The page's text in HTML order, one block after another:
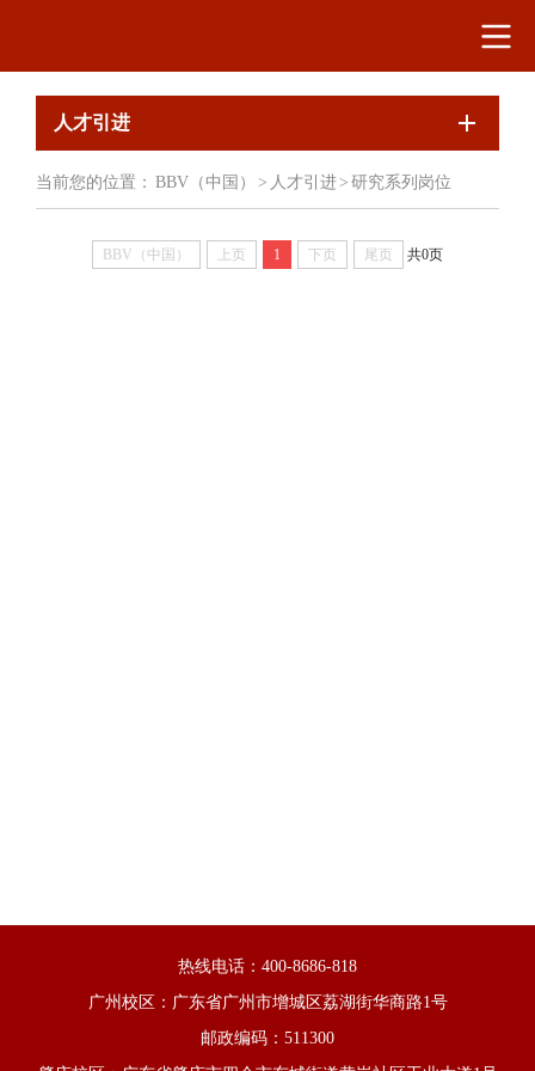
人才引进
当前您的位置： BBV（中国） > 人才引进> 研究系列岗位
BBV（中国） 上页 1 下页 尾页 共0页
热线电话：400-8686-818
广州校区：广东省广州市增城区荔湖街华商路1号
邮政编码：511300